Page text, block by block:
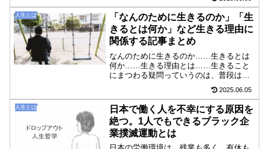
いで現金決済をすれば、手数料が300円く
らい取られることが多く、貧乏な俺みた
いな存在には見過ごせ...
人生とは
「なんのために生きるのか」「生
きるとは何か」など生きる理由に
関係する記事まとめ
なんのために生きるのか……生きるとは
何か……生きる理由とは……生きること
にまつわる疑問っていうのは、普段は友
係の友人などは特にそうだけれど、普段
は誰かとこういう話題を話せる雰囲気に
ないことが多いだろう。「...
2025.06.05
人生とは
日本で働く人を不幸にする原因を
絶つ。1人でもできるブラック企
業撲滅運動とは